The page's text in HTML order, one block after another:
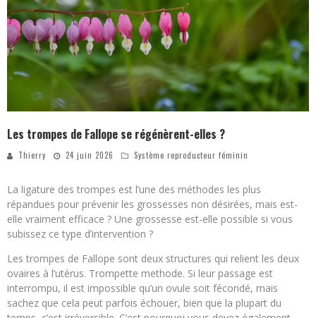
Les trompes de Fallope se régénèrent-elles ?
Thierry 24 juin 2026 Système reproducteur féminin
La ligature des trompes est l’une des méthodes les plus
répandues pour prévenir les grossesses non désirées, mais est-
elle vraiment efficace ? Une grossesse est-elle possible si vous
subissez ce type d’intervention ?
Les trompes de Fallope sont deux structures qui relient les deux
ovaires à l’utérus. Trompette methode. Si leur passage est
interrompu, il est impossible qu’un ovule soit fécondé, mais
sachez que cela peut parfois échouer, bien que la plupart du